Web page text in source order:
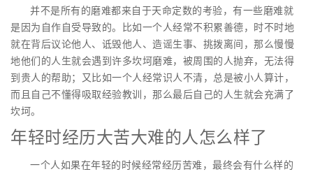
并不是所有的磨难都来自于天命定数的考验，有一些磨难就
是因为自作自受导致的。比如一个人经常不积累善德，时不时地
就在背后议论他人、诋毁他人、造谣生事、挑拨离间，那么慢慢
地他们的人生就会遇到许多坎坷磨难，被周围的人抛弃，无法得
到贵人的帮助；又比如一个人经常识人不清，总是被小人算计，
而且自己不懂得吸取经验教训，那么最后自己的人生就会充满了
坎坷。
年轻时经历大苦大难的人怎么样了
一个人如果在年轻的时候经常经历苦难，最终会有什么样的